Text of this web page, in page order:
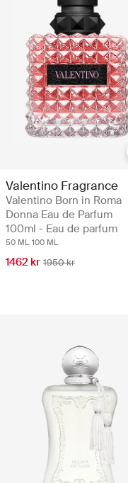
Valentino Fragrance
Valentino Born in Roma
Donna Eau de Parfum
100ml - Eau de parfum
50 ML 100 ML
1462 kr 1950 kr